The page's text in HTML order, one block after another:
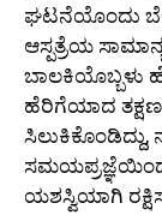
ಘಟನೆಯೊಂದು
ಆಸ್ಪತ್ರೆಯ
ಬಾಲಕಿಯೊಬ್ಬಳು
ಹೆರಿಗೆಯಾದ
ಸಿಲುಕಿಕೊಂಡಿದ್ದು,
ಯಶಸ್ವಿಯಾಗಿ